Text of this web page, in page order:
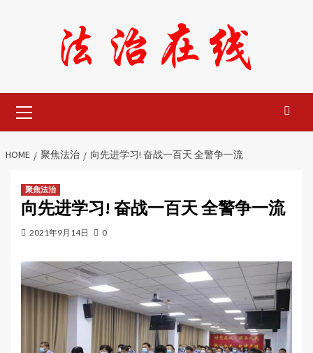
Menu
HOME 聚焦法治 向先进学习! 奋战一百天 全警争一流
聚焦法治
向先进学习! 奋战一百天 全警争一流
2021年9月14日 0